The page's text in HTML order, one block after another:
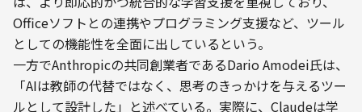
Officeソフトとの連携やプログラミング支援など、ツール
としての機能性を全面に出しているという。
一方でAnthropicの共同創業者であるDario Amodei氏は、
「AIは教師の代替ではなく、思考のきっかけを与えるツー
ルとして設計した」と述べている。実際に、Claudeは学